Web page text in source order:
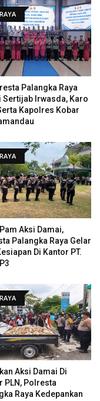
Palangka Raya
Sertijab Irwasda, Karo
Kapolres Kobar
Aksi Damai,
Palangka Raya Gelar
Di Kantor PT.
Aksi Damai Di
PLN, Polresta
Raya Kedepankan